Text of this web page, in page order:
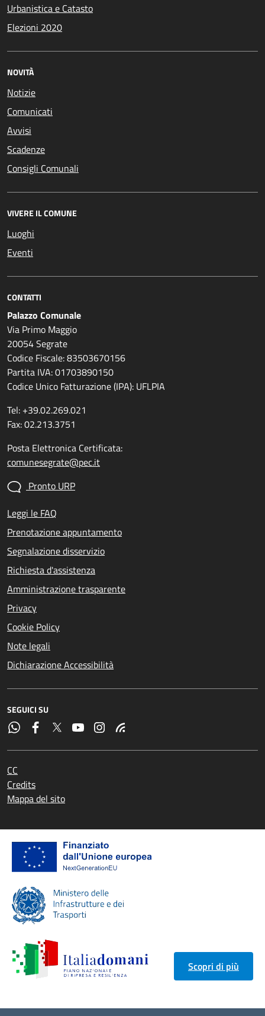
Urbanistica e Catasto
Elezioni 2020
NOVITÀ
Notizie
Comunicati
Avvisi
Scadenze
Consigli Comunali
VIVERE IL COMUNE
Luoghi
Eventi
CONTATTI
Palazzo Comunale
Via Primo Maggio
20054 Segrate
Codice Fiscale: 83503670156
Partita IVA: 01703890150
Codice Unico Fatturazione (IPA): UFLPIA
Tel: +39.02.269.021
Fax: 02.213.3751
Posta Elettronica Certificata:
comunesegrate@pec.it
Pronto URP
Leggi le FAQ
Prenotazione appuntamento
Segnalazione disservizio
Richiesta d'assistenza
Amministrazione trasparente
Privacy
Cookie Policy
Note legali
Dichiarazione Accessibilità
SEGUICI SU
CC
Credits
Mappa del sito
Scopri di più